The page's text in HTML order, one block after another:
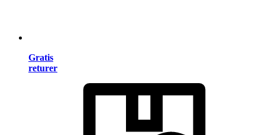
Gratis
returer